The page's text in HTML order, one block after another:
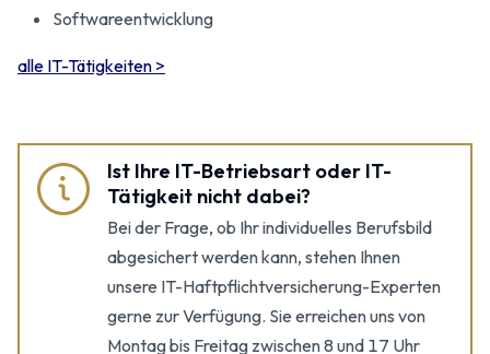
Softwareentwicklung
alle IT-Tätigkeiten >
Ist Ihre IT-Betriebsart oder IT-
Tätigkeit nicht dabei?
Bei der Frage, ob Ihr individuelles Berufsbild
abgesichert werden kann, stehen Ihnen
unsere IT-Haftpflichtversicherung-Experten
gerne zur Verfügung. Sie erreichen uns von
Montag bis Freitag zwischen 8 und 17 Uhr